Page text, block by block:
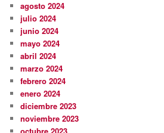
agosto 2024
julio 2024
junio 2024
mayo 2024
abril 2024
marzo 2024
febrero 2024
enero 2024
diciembre 2023
noviembre 2023